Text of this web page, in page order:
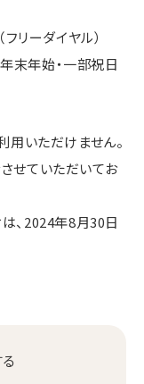
リーダイヤル）
末年始・一部祝日
いただけません。
せていただいてお
、2024年8月30日